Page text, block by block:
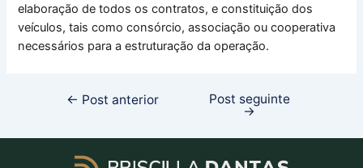
elaboração de todos os contratos, e constituição dos
veículos, tais como consórcio, associação ou cooperativa
necessários para a estruturação da operação.
← Post anterior Post seguinte
→